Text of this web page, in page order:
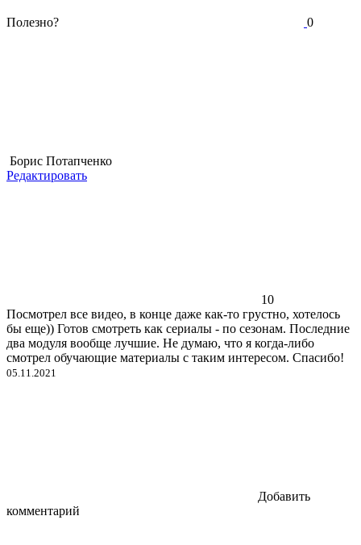
Полезно? 0
Борис Потапченко
Редактировать
10
Посмотрел все видео, в конце даже как-то грустно, хотелось
бы еще)) Готов смотреть как сериалы - по сезонам. Последние
два модуля вообще лучшие. Не думаю, что я когда-либо
смотрел обучающие материалы с таким интересом. Спасибо!
05.11.2021
Добавить
комментарий